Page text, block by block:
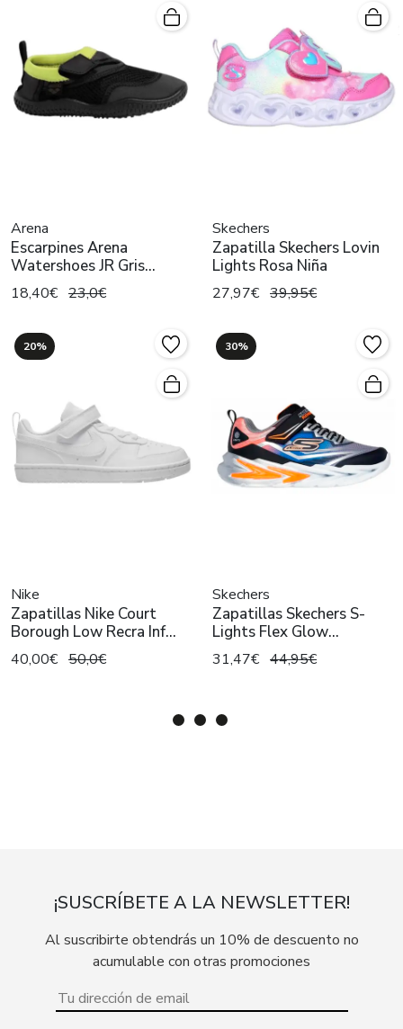
Arena
Escarpines Arena
Watershoes JR Gris
Oscuro/Verde
18,40€ 23,0€
Skechers
Zapatilla Skechers Lovin
Lights Rosa Niña
27,97€ 39,95€
20%
Nike
Zapatillas Nike Court
Borough Low Recra Inf
Blanco
40,00€ 50,0€
30%
Skechers
Zapatillas Skechers S-
Lights Flex Glow
Negro/Plata
31,47€ 44,95€
¡SUSCRÍBETE A LA NEWSLETTER!
Al suscribirte obtendrás un 10% de descuento no
acumulable con otras promociones